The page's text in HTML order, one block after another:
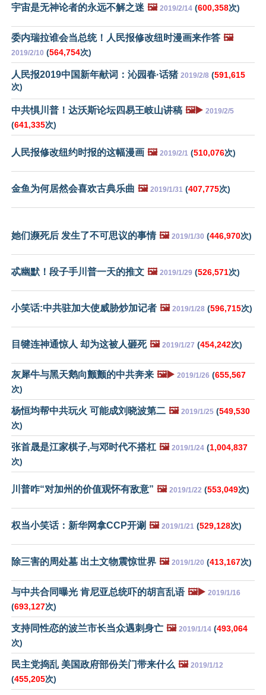
宇宙是无神论者的永远不解之迷 🖼️ 2019/2/14 (600,358次)
委内瑞拉谁会当总统！人民报修改纽时漫画来作答 🖼️
2019/2/10 (564,754次)
人民报2019中国新年献词：沁园春·话猪 2019/2/8 (591,615
次)
中共惧川普！达沃斯论坛四易王岐山讲稿 🖼️▶️ 2019/2/5
(641,335次)
人民报修改纽约时报的这幅漫画 🖼️ 2019/2/1 (510,076次)
金鱼为何居然会喜欢古典乐曲 🖼️ 2019/1/31 (407,775次)
她们濒死后 发生了不可思议的事情 🖼️ 2019/1/30 (446,970次)
忒幽默！段子手川普一天的推文 🖼️ 2019/1/29 (526,571次)
小笑话:中共驻加大使威胁炒加记者 🖼️ 2019/1/28 (596,715次)
目犍连神通惊人 却为这被人砸死 🖼️ 2019/1/27 (454,242次)
灰犀牛与黑天鹅向颤颤的中共奔来 🖼️▶️ 2019/1/26 (655,567
次)
杨恒均帮中共玩火 可能成刘晓波第二 🖼️ 2019/1/25 (549,530
次)
张首晟是江家棋子,与邓时代不搭杠 🖼️ 2019/1/24 (1,004,837
次)
川普咋“对加州的价值观怀有敌意” 🖼️ 2019/1/22 (553,049次)
权当小笑话：新华网拿CCP开涮 🖼️ 2019/1/21 (529,128次)
除三害的周处墓 出土文物震惊世界 🖼️ 2019/1/20 (413,167次)
与中共合同曝光 肯尼亚总统吓的胡言乱语 🖼️▶️ 2019/1/16
(693,127次)
支持同性恋的波兰市长当众遇刺身亡 🖼️ 2019/1/14 (493,064
次)
民主党捣乱 美国政府部份关门带来什么 🖼️ 2019/1/12
(455,205次)